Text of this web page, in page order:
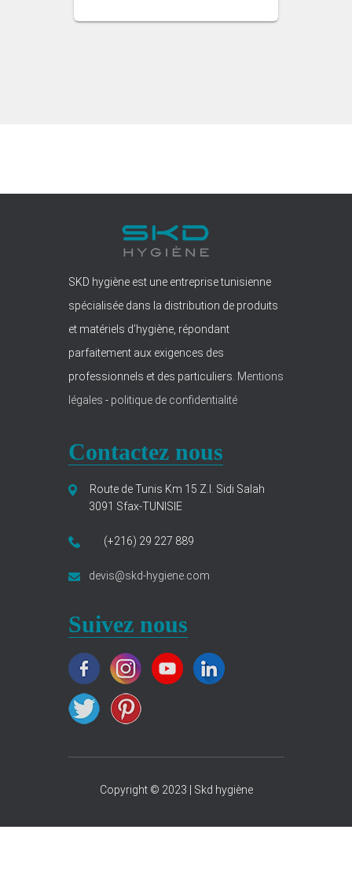
SKD hygiène est une entreprise tunisienne
spécialisée dans la distribution de produits
et matériels d’hygiène, répondant
parfaitement aux exigences des
professionnels et des particuliers. Mentions
légales -politique de confidentialité
Contactez nous
Route de Tunis Km 15 Z.I. Sidi Salah
3091 Sfax-TUNISIE
(+216) 29 227 889
devis@skd-hygiene.com
Suivez nous
Copyright © 2023 | Skd hygiène